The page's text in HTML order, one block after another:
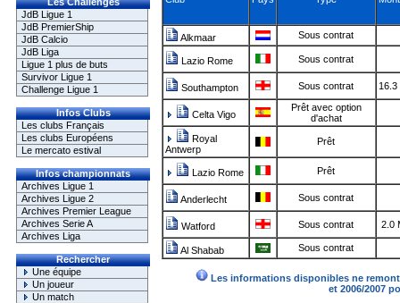
JdB Ligue 1
JdB PremierShip
JdB Calcio
JdB Liga
Ligue 1 plus de buts
Survivor Ligue 1
Challenge Ligue 1
Infos Clubs
Les clubs Français
Les clubs Européens
Le mercato estival
Infos championnats
Archives Ligue 1
Archives Ligue 2
Archives Premier League
Archives Serie A
Archives Liga
Rechercher
Une équipe
Un joueur
Un match
Alkmaar Sous contrat
Lazio Rome Sous contrat
Southampton Sous contrat 16.3
Celta Vigo
Prêt avec option
d'achat
Royal
Antwerp
Prêt
Lazio Rome Prêt
Anderlecht Sous contrat
Watford Sous contrat 2.0
Al Shabab Sous contrat
Les informations disponibles ne
et 2006/2007